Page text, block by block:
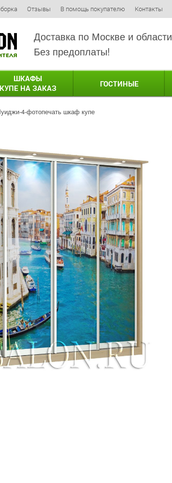
Отзывы В помощь покупателю Контакты
Доставка по Москве и области
Без предоплаты!
ШКАФЫ
КУПЕ НА ЗАКАЗ
ГОСТИНЫЕ
4-фотопечать шкаф купе